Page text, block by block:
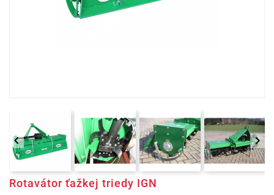
 
Rotavátor ťažkej triedy IGN